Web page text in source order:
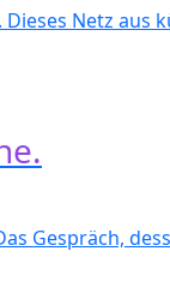
Netz
Gespräch,